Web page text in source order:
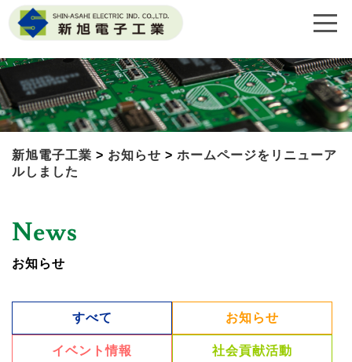
新旭電子工業 > お知らせ > ホームページをリニューア
ルしました
News
お知らせ
すべて お知らせ
イベント情報 社会貢献活動